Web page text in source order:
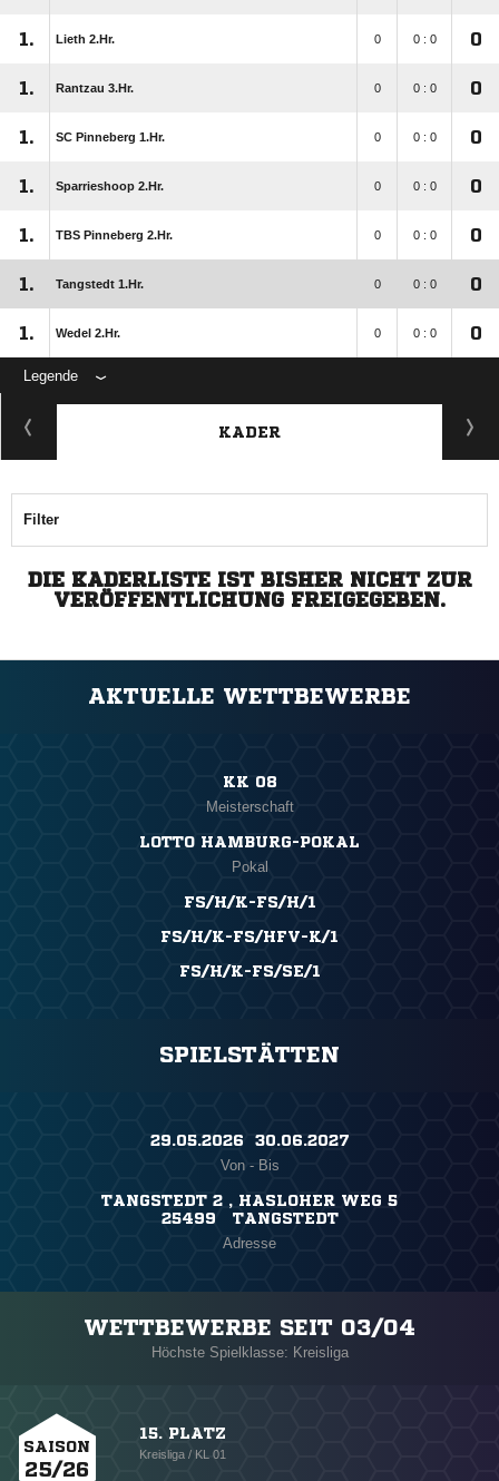
1. Lieth 2.Hr. 0 0 : 0 0
1. Rantzau 3.Hr. 0 0 : 0 0
1. SC Pinneberg 1.Hr. 0 0 : 0 0
1. Sparrieshoop 2.Hr. 0 0 : 0 0
1. TBS Pinneberg 2.Hr. 0 0 : 0 0
1. Tangstedt 1.Hr. 0 0 : 0 0
1. Wedel 2.Hr. 0 0 : 0 0
Legende
KADER
Filter
DIE KADERLISTE IST BISHER NICHT ZUR
VERÖFFENTLICHUNG FREIGEGEBEN.
AKTUELLE WETTBEWERBE
KK 08
Meisterschaft
LOTTO HAMBURG-POKAL
Pokal
FS/H/K-FS/H/1
FS/H/K-FS/HFV-K/1
FS/H/K-FS/SE/1
SPIELSTÄTTEN
29.05.2026 ​ 30.06.2027
Von - Bis
TANGSTEDT 2 , HASLOHER WEG 5
25499 TANGSTEDT
Adresse
WETTBEWERBE SEIT 03/04
Höchste Spielklasse: Kreisliga
SAISON
25/26
15. PLATZ
Kreisliga / KL 01